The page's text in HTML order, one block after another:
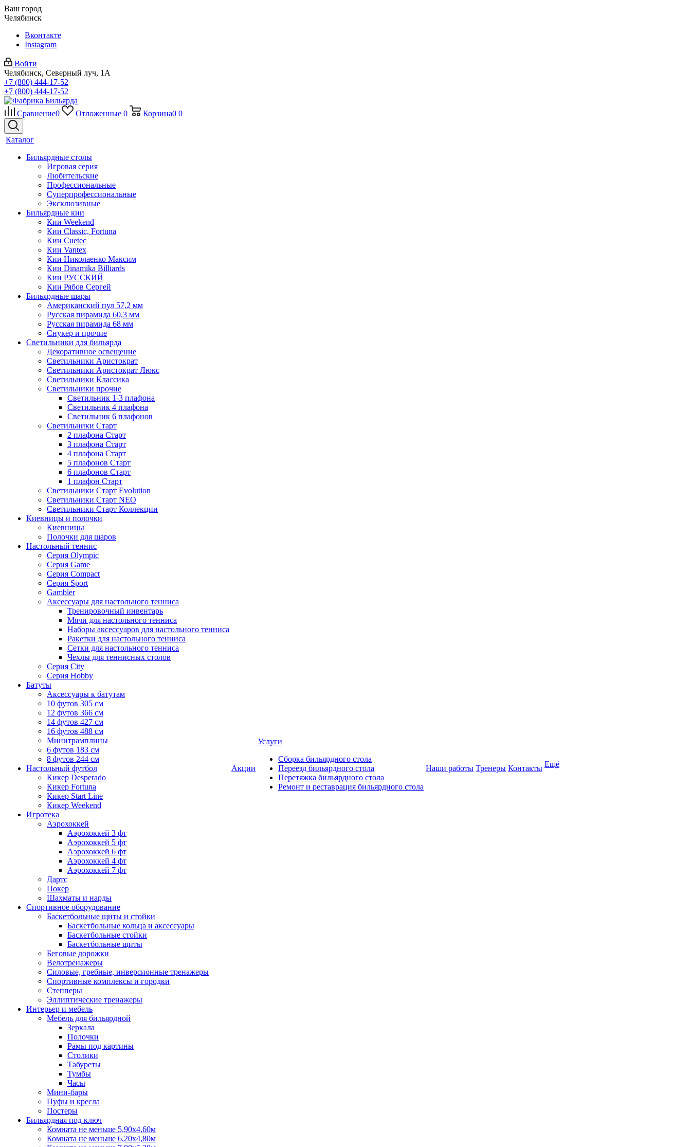
Ваш город
Челябинск
Вконтакте
Instagram
Войти
Челябинск, Северный луч, 1А
+7 (800) 444-17-52
+7 (800) 444-17-52
Сравнение0 Отложенные 0 Корзина0 0
Каталог
Бильярдные столы
Игровая серия
Любительские
Профессиональные
Суперпрофессиональные
Эксклюзивные
Бильярдные кии
Кии Weekend
Кии Classic, Fortuna
Кии Cuetec
Кии Vantex
Кии Николаенко Максим
Кии Dinamika Billiards
Кии РУССКИЙ
Кии Рябов Сергей
Бильярдные шары
Американский пул 57,2 мм
Русская пирамида 60,3 мм
Русская пирамида 68 мм
Снукер и прочие
Светильники для бильярда
Декоративное освещение
Светильники Аристократ
Светильники Аристократ Люкс
Светильники Классика
Светильники прочие
Светильник 1-3 плафона
Светильник 4 плафона
Светильник 6 плафонов
Светильники Старт
2 плафона Старт
3 плафона Старт
4 плафона Старт
5 плафонов Старт
6 плафонов Старт
1 плафон Старт
Светильники Старт Evolution
Светильники Старт NEO
Светильники Старт Коллекции
Киевницы и полочки
Киевницы
Полочки для шаров
Настольный теннис
Серия Olympic
Серия Game
Серия Compact
Серия Sport
Gambler
Аксессуары для настольного тенниса
Тренировочный инвентарь
Мячи для настольного тенниса
Наборы аксессуаров для настольного тенниса
Ракетки для настольного тенниса
Сетки для настольного тенниса
Чехлы для теннисных столов
Серия City
Серия Hobby
Батуты
Аксессуары к батутам
10 футов 305 см
12 футов 366 см
14 футов 427 см
16 футов 488 см
Минитрамплины
6 футов 183 см
8 футов 244 см
Настольный футбол
Кикер Desperado
Кикер Fortuna
Кикер Start Line
Кикер Weekend
Игротека
Аэрохоккей
Аэрохоккей 3 фт
Аэрохоккей 5 фт
Аэрохоккей 6 фт
Аэрохоккей 4 фт
Аэрохоккей 7 фт
Дартс
Покер
Шахматы и нарды
Спортивное оборудование
Баскетбольные щиты и стойки
Баскетбольные кольца и аксессуары
Баскетбольные стойки
Баскетбольные щиты
Беговые дорожки
Велотренажеры
Силовые, гребные, инверсионные тренажеры
Спортивные комплексы и городки
Степперы
Эллиптические тренажеры
Интерьер и мебель
Мебель для бильярдной
Зеркала
Полочки
Рамы под картины
Столики
Табуреты
Тумбы
Часы
Мини-бары
Пуфы и кресла
Постеры
Бильярдная под ключ
Комната не меньше 5,90х4,60м
Комната не меньше 6,20х4,80м
Акции
Услуги
Сборка бильярдного стола
Переезд бильярдного стола
Перетяжка бильярдного стола
Ремонт и реставрация бильярдного стола
Наши работы Тренеры Контакты Ещё